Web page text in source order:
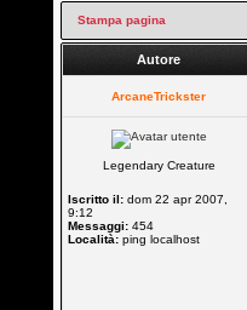
Stampa pagina
Autore
ArcaneTrickster
Legendary Creature
Iscritto il: dom 22 apr 2007,
9:12
Messaggi: 454
Località: ping localhost